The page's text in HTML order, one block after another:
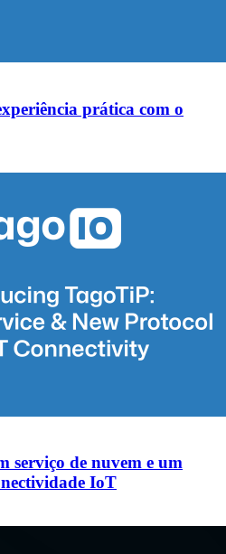
prática com o
serviço de nuvem e um
IoT